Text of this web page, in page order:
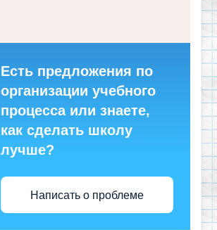
Есть предложения по
организации учебного
процесса или знаете,
как сделать школу
лучше?
Написать о проблеме